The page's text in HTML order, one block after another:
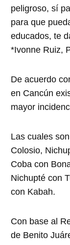
peligroso, sí
para que
educados, te
*Ivonne Ruiz,
De acuerdo
en Cancún
mayor
Las cuales
Colosio,
Coba con
Nichupté con
con Kabah.
Con base al
de Benito